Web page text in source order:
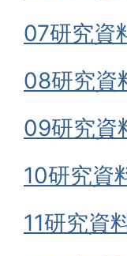
07研究資
08研究資
09研究資
10研究資
11研究資